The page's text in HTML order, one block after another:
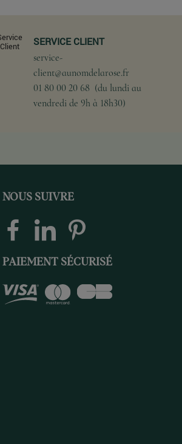
SERVICE CLIENT
service-
client@aunomdelarose.fr
01 80 00 20 68 (du lundi au
vendredi de 9h à 18h30)
NOUS SUIVRE
PAIEMENT SÉCURISÉ